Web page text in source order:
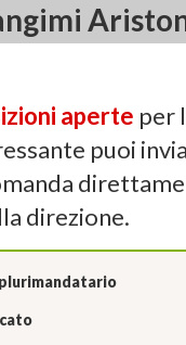
aperte per
puoi
direzione.